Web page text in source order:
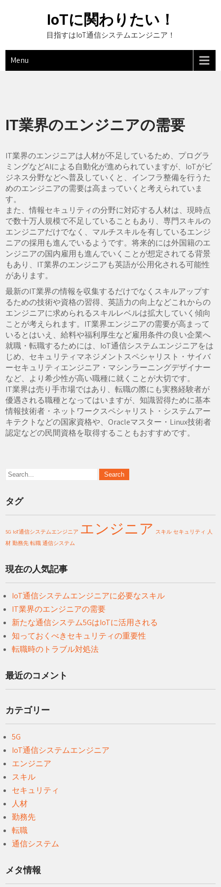
IoTに関わりたい！
目指すはIoT通信システムエンジニア！
Menu
IT業界のエンジニアの需要
IT業界のエンジニアは人材が不足しているため、プログラ
ミングなどAIによる自動化が進められていますが、IoTがビ
ジネス分野などへ普及していくと、インフラ整備を行うた
めのエンジニアの需要は高まっていくと考えられていま
す。
また、情報セキュリティの分野に対応する人材は、現時点
で数十万人規模で不足していることもあり、専門スキルの
エンジニアだけでなく、マルチスキルを有しているエンジ
ニアの採用も進んでいるようです。将来的には外国籍のエ
ンジニアの国内雇用も進んでいくことが想定されてる背景
もあり、IT業界のエンジニアも英語が公用化される可能性
があります。
最新のIT業界の情報を収集するだけでなくスキルアップす
るための技術や資格の習得、英語力の向上などこれからの
エンジニアに求められるスキルレベルは拡大していく傾向
ことが考えられます。IT業界エンジニアの需要が高まって
いるとはいえ、給料や福利厚生など雇用条件の良い企業へ
就職・転職するためには、IoT通信システムエンジニアをは
じめ、セキュリティマネジメントスペシャリスト・サイバ
ーセキュリティエンジニア・マシンラーニングデザイナー
など、より希少性が高い職種に就くことが大切です。
IT業界は売り手市場ではあり、転職の際にも実務経験者が
優遇される職種となってはいますが、知識習得ために基本
情報技術者・ネットワークスペシャリスト・システムアー
キテクトなどの国家資格や、Oracleマスター・Linux技術者
認定などの民間資格を取得することもおすすめです。
タグ
5G IoT通信システムエンジニア エンジニア スキル セキュリティ 人
材 勤務先 転職 通信システム
現在の人気記事
IoT通信システムエンジニアに必要なスキル
IT業界のエンジニアの需要
新たな通信システム5GはIoTに活用される
知っておくべきセキュリティの重要性
転職時のトラブル対処法
最近のコメント
カテゴリー
5G
IoT通信システムエンジニア
エンジニア
スキル
セキュリティ
人材
勤務先
転職
通信システム
メタ情報